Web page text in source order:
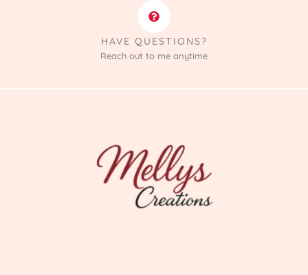
HAVE QUESTIONS?
Reach out to me anytime